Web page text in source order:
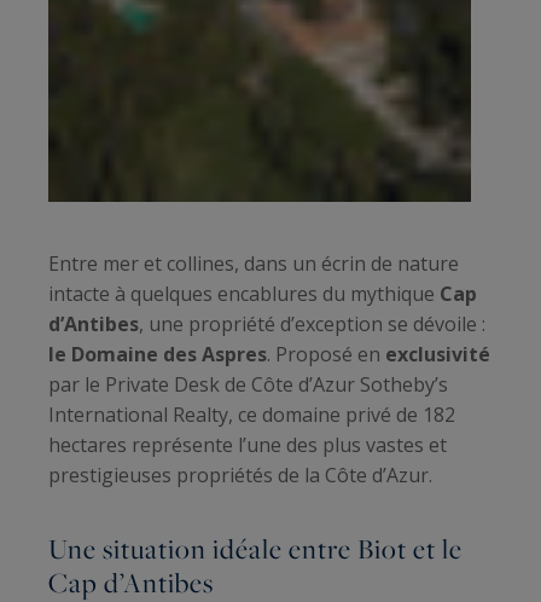
Entre mer et collines, dans un écrin de nature
intacte à quelques encablures du mythique Cap
d’Antibes, une propriété d’exception se dévoile :
le Domaine des Aspres. Proposé en exclusivité
par le Private Desk de Côte d’Azur Sotheby’s
International Realty, ce domaine privé de 182
hectares représente l’une des plus vastes et
prestigieuses propriétés de la Côte d’Azur.
Une situation idéale entre Biot et le
Cap d’Antibes